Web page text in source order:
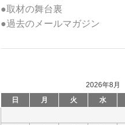
●取材の舞台裏
●過去のメールマガジン
2026年8月
日
月 火 水